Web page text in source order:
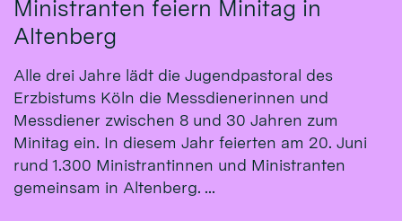
Ministranten feiern Minitag in
Altenberg
Alle drei Jahre lädt die Jugendpastoral des
Erzbistums Köln die Messdienerinnen und
Messdiener zwischen 8 und 30 Jahren zum
Minitag ein. In diesem Jahr feierten am 20. Juni
rund 1.300 Ministrantinnen und Ministranten
gemeinsam in Altenberg. ...